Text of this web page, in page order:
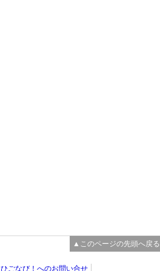
▲このページの先頭へ戻る
ひごなび！へのお問い合せ